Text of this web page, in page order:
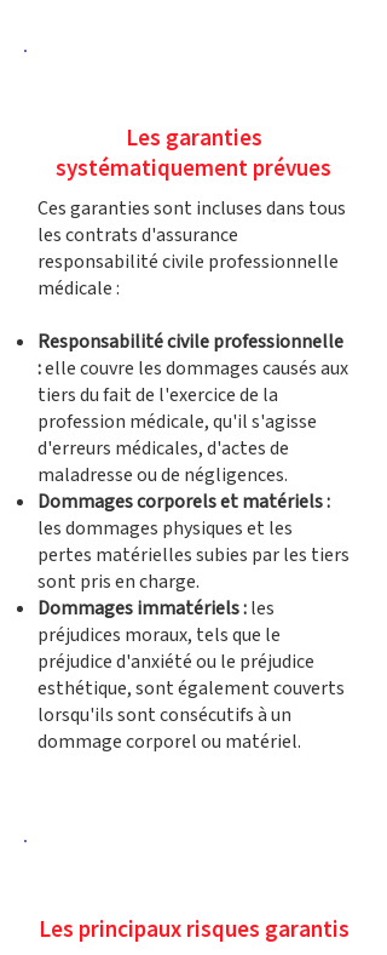
Les garanties
systématiquement prévues
Ces garanties sont incluses dans tous
les contrats d'assurance
responsabilité civile professionnelle
médicale :
Responsabilité civile professionnelle
:elle couvre les dommages causés aux
tiers du fait de l'exercice de la
profession médicale, qu'il s'agisse
d'erreurs médicales, d'actes de
maladresse ou de négligences.
Dommages corporels et matériels :
les dommages physiques et les
pertes matérielles subies par les tiers
sont pris en charge.
Dommages immatériels :les
préjudices moraux, tels que le
préjudice d'anxiété ou le préjudice
esthétique, sont également couverts
lorsqu'ils sont consécutifs à un
dommage corporel ou matériel.
Les principaux risques garantis